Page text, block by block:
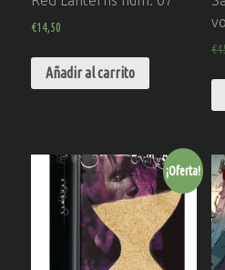
€14,50
Añadir al carrito
€
¡Oferta!